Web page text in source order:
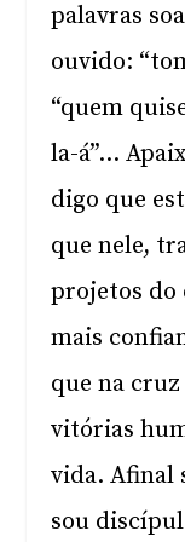
palavras
ouvido:
“quem
la-á”…
digo que
que nele,
projetos do
mais
que na
vitórias
vida. Afinal
sou